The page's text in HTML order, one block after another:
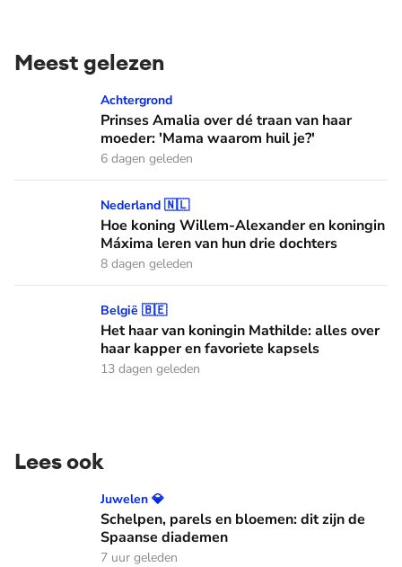
Meest gelezen
Prinses Amalia over dé traan van haar moeder: 'Mama
Achtergrond
Prinses Amalia over dé traan van haar
moeder: 'Mama waarom huil je?'
6 dagen geleden
Hoe koning Willem-Alexander en koningin Máxima leren
Nederland 🇳🇱
Hoe koning Willem-Alexander en koningin
Máxima leren van hun drie dochters
8 dagen geleden
Het haar van koningin Mathilde: alles over haar kapper en
België 🇧🇪
Het haar van koningin Mathilde: alles over
haar kapper en favoriete kapsels
13 dagen geleden
Lees ook
Schelpen, parels en bloemen: dit zijn de Spaanse diademen
Juwelen 💎
Schelpen, parels en bloemen: dit zijn de
Spaanse diademen
7 uur geleden